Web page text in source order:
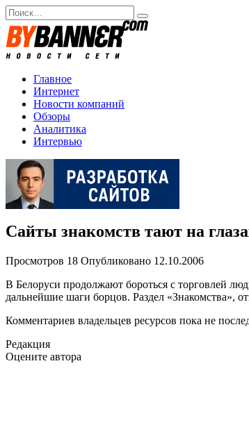
Перейти
к
содержанию
Search
for:
Главное
Интернет
Новости компаний
Обзоры
Аналитика
Интервью
Сайты знакомств тают на
Просмотров 18 Опубликовано 12.10.2006
В Белоруси продолжают бороться с торговлей
дальнейшие шаги борцов. Раздел «Знакомства»,
Комментариев владельцев ресурсов пока не
Редакция
Оцените автора